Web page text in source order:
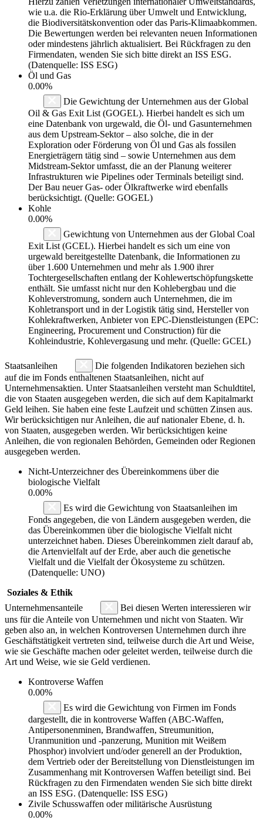
wie u.a. die Rio-Erklärung über Umwelt und Entwicklung,
die Biodiversitätskonvention oder das Paris-Klimaabkommen.
Die Bewertungen werden bei relevanten neuen Informationen
oder mindestens jährlich aktualisiert. Bei Rückfragen zu den
Firmendaten, wenden Sie sich bitte direkt an ISS ESG.
(Datenquelle: ISS ESG)
Öl und Gas
0.00%
Die Gewichtung der Unternehmen aus der Global
Oil & Gas Exit List (GOGEL). Hierbei handelt es sich um
eine Datenbank von urgewald, die Öl- und Gasunternehmen
aus dem Upstream-Sektor – also solche, die in der
Exploration oder Förderung von Öl und Gas als fossilen
Energieträgern tätig sind – sowie Unternehmen aus dem
Midstream-Sektor umfasst, die an der Planung weiterer
Infrastrukturen wie Pipelines oder Terminals beteiligt sind.
Der Bau neuer Gas- oder Ölkraftwerke wird ebenfalls
berücksichtigt. (Quelle: GOGEL)
Kohle
0.00%
Gewichtung von Unternehmen aus der Global Coal
Exit List (GCEL). Hierbei handelt es sich um eine von
urgewald bereitgestellte Datenbank, die Informationen zu
über 1.600 Unternehmen und mehr als 1.900 ihrer
Tochtergesellschaften entlang der Kohlewertschöpfungskette
enthält. Sie umfasst nicht nur den Kohlebergbau und die
Kohleverstromung, sondern auch Unternehmen, die im
Kohletransport und in der Logistik tätig sind, Hersteller von
Kohlekraftwerken, Anbieter von EPC-Dienstleistungen (EPC:
Engineering, Procurement und Construction) für die
Kohleindustrie, Kohlevergasung und mehr. (Quelle: GCEL)
Staatsanleihen
Die folgenden Indikatoren beziehen sich
auf die im Fonds enthaltenen Staatsanleihen, nicht auf
Unternehmensaktien. Unter Staatsanleihen versteht man Schuldtitel,
die von Staaten ausgegeben werden, die sich auf dem Kapitalmarkt
Geld leihen. Sie haben eine feste Laufzeit und schütten Zinsen aus.
Wir berücksichtigen nur Anleihen, die auf nationaler Ebene, d. h.
von Staaten, ausgegeben werden. Wir berücksichtigen keine
Anleihen, die von regionalen Behörden, Gemeinden oder Regionen
ausgegeben werden.
Nicht-Unterzeichner des Übereinkommens über die
biologische Vielfalt
0.00%
Es wird die Gewichtung von Staatsanleihen im
Fonds angegeben, die von Ländern ausgegeben werden, die
das Übereinkommen über die biologische Vielfalt nicht
unterzeichnet haben. Dieses Übereinkommen zielt darauf ab,
die Artenvielfalt auf der Erde, aber auch die genetische
Vielfalt und die Vielfalt der Ökosysteme zu schützen.
(Datenquelle: UNO)
Soziales & Ethik
Unternehmensanteile
Bei diesen Werten interessieren wir
uns für die Anteile von Unternehmen und nicht von Staaten. Wir
geben also an, in welchen Kontroversen Unternehmen durch ihre
Geschäftstätigkeit vertreten sind, teilweise durch die Art und Weise,
wie sie Geschäfte machen oder geleitet werden, teilweise durch die
Art und Weise, wie sie Geld verdienen.
Kontroverse Waffen
0.00%
Es wird die Gewichtung von Firmen im Fonds
dargestellt, die in kontroverse Waffen (ABC-Waffen,
Antipersonenminen, Brandwaffen, Streumunition,
Uranmunition und -panzerung, Munition mit Weißem
Phosphor) involviert und/oder generell an der Produktion,
dem Vertrieb oder der Bereitstellung von Dienstleistungen im
Zusammenhang mit Kontroversen Waffen beteiligt sind. Bei
Rückfragen zu den Firmendaten wenden Sie sich bitte direkt
an ISS ESG. (Datenquelle: ISS ESG)
Zivile Schusswaffen oder militärische Ausrüstung
0.00%